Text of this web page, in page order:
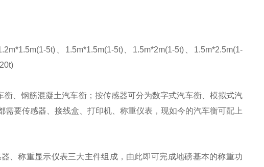
5t)、1.5m*1.5m(1-5t)、1.5m*2m(1-5t)、1.5m*2.5m(1-
、钢筋混凝土汽车衡；按传感器可分为数字式汽车衡、模拟式汽
要传感器、接线盒、打印机、称重仪表，现如今的汽车衡可配上
、称重显示仪表三大主件组成，由此即可完成地磅基本的称重功